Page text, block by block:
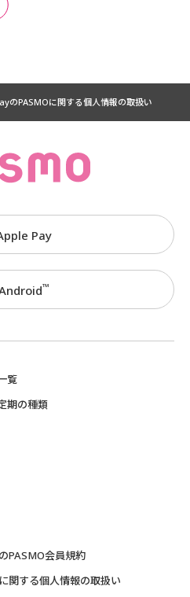
のPASMOに関する個人情報の取扱い
Pay
™
覧
期の種類
PASMO会員規約
関する個人情報の取扱い